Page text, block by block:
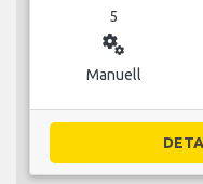
5
miscellaneous_services
Manuell